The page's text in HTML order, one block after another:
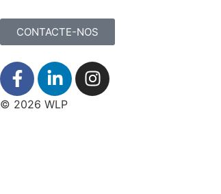
CONTACTE-NOS
© 2026 WLP